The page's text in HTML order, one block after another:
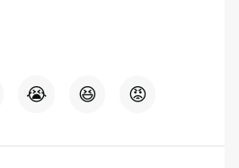
😭 😆 😡